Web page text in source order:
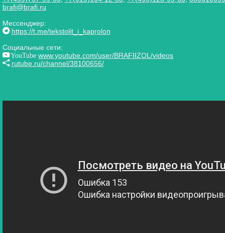
brafi@brafi.ru
Мессенджер:
https://t.me/tekstolit_i_kaprolon
Социальные сети:
YouTube www.youtube.com/user/BRAFIIZOL/videos
rutube.ru/channel/38100656/